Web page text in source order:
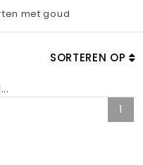
met goud
SORTEREN OP
1